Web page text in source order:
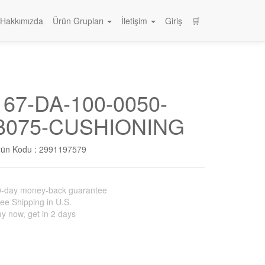
Hakkımızda Ürün Grupları İletişim Giriş 🛒
DA-100-0050-
CUSHIONING
Kodu : 2991197579
day money-back guarantee
Shipping in U.S.
now, get in 2 days